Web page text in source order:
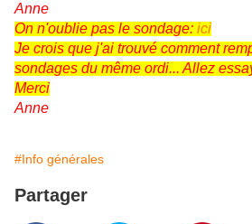
Anne
On n'oublie pas le sondage: ici
Je crois que j'ai trouvé comment
sondages du même ordi... Allez
Merci
Anne
#Info générales
Partager